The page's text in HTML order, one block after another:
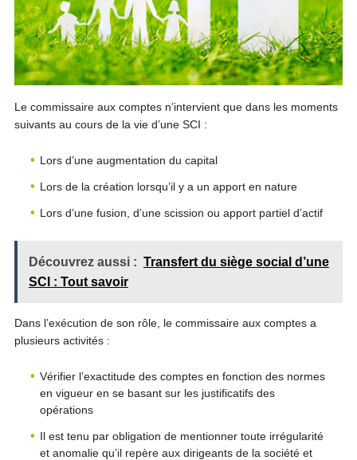
Le commissaire aux comptes n’intervient que dans les moments
suivants au cours de la vie d’une SCI :
Lors d’une augmentation du capital
Lors de la création lorsqu’il y a un apport en nature
Lors d’une fusion, d’une scission ou apport partiel d’actif
Découvrez aussi : Transfert du siège social d’une
SCI : Tout savoir
Dans l’exécution de son rôle, le commissaire aux comptes a
plusieurs activités :
Vérifier l’exactitude des comptes en fonction des normes
en vigueur en se basant sur les justificatifs des
opérations
Il est tenu par obligation de mentionner toute irrégularité
et anomalie qu’il repère aux dirigeants de la société et